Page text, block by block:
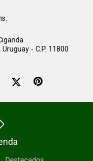
- C.P. 11800